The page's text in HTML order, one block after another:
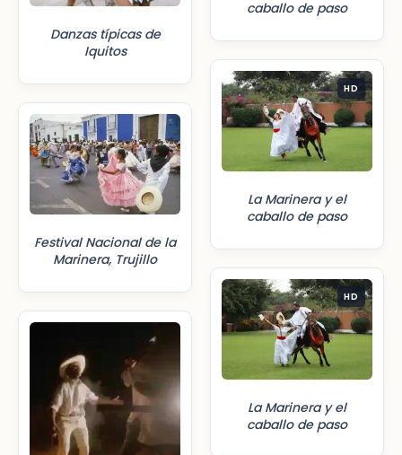
Danzas típicas de
Iquitos
Festival Nacional de la
Marinera, Trujillo
caballo de paso
HD
La Marinera y el
caballo de paso
HD
La Marinera y el
caballo de paso